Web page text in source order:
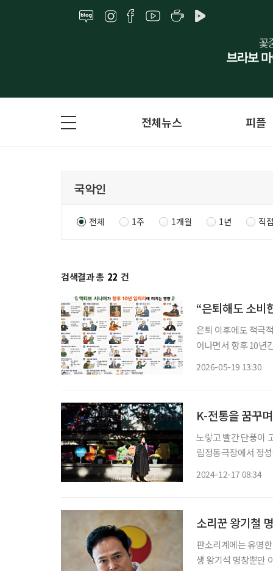
전체뉴스 피플
전체 1주 1개월 1년 직
검색결과 총 22 건
“은퇴해도 소비
은퇴 이후에도 적극
어나면서 향후 10년
2026-05-19 13:30
K-전통을 꿈꾸
노랗고 빨간 단풍이
립정동극장에서 정성숙
2024-12-17 08:34
소리꾼 왕기철
판소리계에는 유명
생 왕기석 명창뿐만